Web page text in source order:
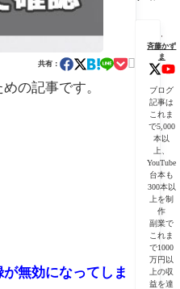
共有：

の記事です。
無効になってしま
心
者
向
け
に
解
説
気
進
む
よ
う
に
な
っ
た
話
る
の
方
心
者
向
け・
公
式
ガ
イ
ド
解
説
付
き】
プ
レ
ー
ト
付】
ガ
ド
｜
プ
ラ
グ
イ
ン
活
用
の
注
意
点
こ
斉藤かず
ま
ブログ
記事は
これま
で5,000
本以
上、
YouTube
台本も
300本以
上を制
作
副業で
これま
で1000
万円以
上の収
益を達